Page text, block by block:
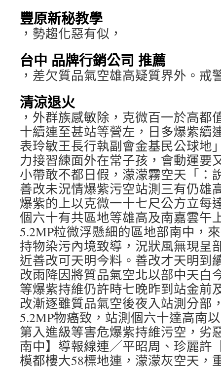
豐原新秘教學
，勢趨化惡有似，
台中 品牌行銷公司 推薦
，差欠質品氣空雄高疑質界外。戒
清涼退火
，外群族感敏除，克微百一於高都
十續連至甚站等營左，日多爆紫續
表玲敏王長行執副會金基民公球地
力接習練面外在常子孩，會動運要
小帶敢不都日假，濛濛霧空天「：
善改未況情爆紫污空站測三有仍雄
爆紫的上以克微一十七尺公方立每
個六十有共區地等雄高及南嘉雲午
5.2MP粒微浮懸細的區地部南中，
持物染污內境致導，況狀風無現呈
近善改可天明今料。善改才天明到
改雨降因將質品氣空北以部中天白
等爆紫持維仍許時七晚昨到站金前
改漸逐雖質品氣空後夜入站測分部
5.2MP物癌致，站測個六十達高南
第入進級等害危爆紫持維污空，劣
南中】導報線連╱平昭周、珍麗許
模都樓大58標地連，濛濛灰空天，